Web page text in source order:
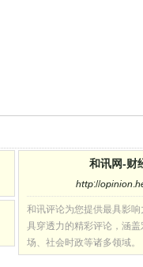
和讯网-财
http://
和讯评论为您提供最具影
具穿透力的精彩评论，涵
场、社会时政等诸多领域。